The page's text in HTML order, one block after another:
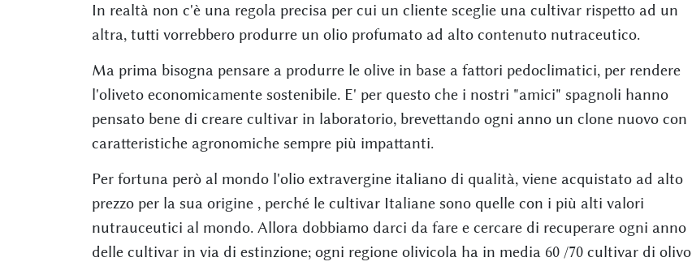
In realtà non c'è una regola precisa per cui un cliente sceglie una cultivar rispetto ad un
altra, tutti vorrebbero produrre un olio profumato ad alto contenuto nutraceutico.
Ma prima bisogna pensare a produrre le olive in base a fattori pedoclimatici, per rendere
l'oliveto economicamente sostenibile. E' per questo che i nostri "amici" spagnoli hanno
pensato bene di creare cultivar in laboratorio, brevettando ogni anno un clone nuovo con
caratteristiche agronomiche sempre più impattanti.
Per fortuna però al mondo l'olio extravergine italiano di qualità, viene acquistato ad alto
prezzo per la sua origine , perché le cultivar Italiane sono quelle con i più alti valori
nutrauceutici al mondo. Allora dobbiamo darci da fare e cercare di recuperare ogni anno
delle cultivar in via di estinzione; ogni regione olivicola ha in media 60 /70 cultivar di olivo